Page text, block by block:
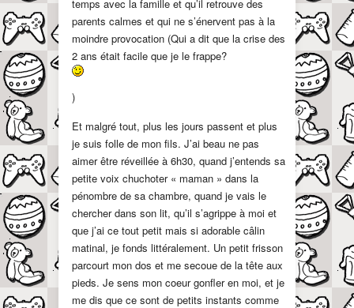
temps avec la famille et qu’il retrouve des
parents calmes et qui ne s’énervent pas à la
moindre provocation (Qui a dit que la crise des
2 ans était facile que je le frappe?
)
Et malgré tout, plus les jours passent et plus
je suis folle de mon fils. J’ai beau ne pas
aimer être réveillée à 6h30, quand j’entends sa
petite voix chuchoter « maman » dans la
pénombre de sa chambre, quand je vais le
chercher dans son lit, qu’il s’agrippe à moi et
que j’ai ce tout petit mais si adorable câlin
matinal, je fonds littéralement. Un petit frisson
parcourt mon dos et me secoue de la tête aux
pieds. Je sens mon coeur gonfler en moi, et je
me dis que ce sont de petits instants comme